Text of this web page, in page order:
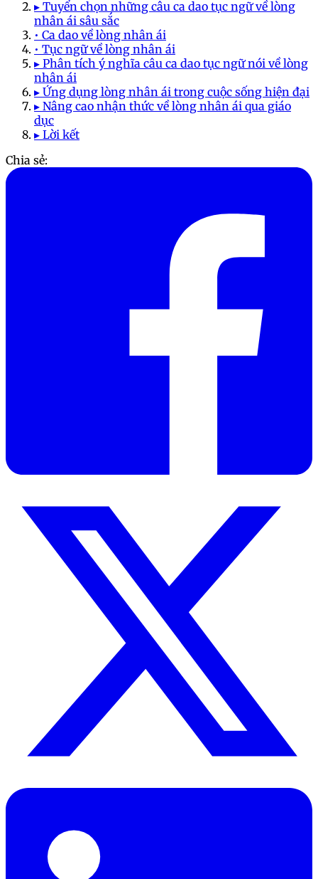
▸ Tuyển chọn những câu ca dao tục ngữ về lòng
nhân ái sâu sắc
• Ca dao về lòng nhân ái
• Tục ngữ về lòng nhân ái
▸ Phân tích ý nghĩa câu ca dao tục ngữ nói về lòng
nhân ái
▸ Ứng dụng lòng nhân ái trong cuộc sống hiện đại
▸ Nâng cao nhận thức về lòng nhân ái qua giáo
dục
▸ Lời kết
Chia sẻ: